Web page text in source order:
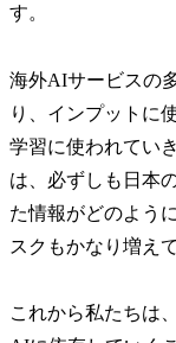
す。
海外AIサービスの
り、インプットに
学習に使われてい
は、必ずしも日本
た情報がどのよう
スクもかなり増え
これから私たちは